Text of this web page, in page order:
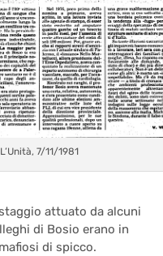
L’Unità, 7/11/1981
attuato da alcuni
di Bosio erano in
di spicco.